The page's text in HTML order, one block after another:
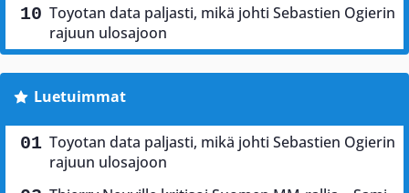
Toyotan data paljasti, mikä johti Sebastien Ogierin
rajuun ulosajoon
Luetuimmat
Toyotan data paljasti, mikä johti Sebastien Ogierin
rajuun ulosajoon